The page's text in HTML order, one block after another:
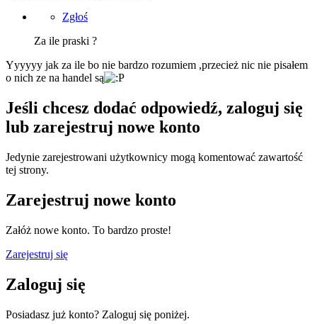
Zgłoś
Za ile praski ?
Yyyyyy jak za ile bo nie bardzo rozumiem ,przecież nic nie pisałem
o nich ze na handel są
Jeśli chcesz dodać odpowiedź, zaloguj się
lub zarejestruj nowe konto
Jedynie zarejestrowani użytkownicy mogą komentować zawartość
tej strony.
Zarejestruj nowe konto
Załóż nowe konto. To bardzo proste!
Zarejestruj się
Zaloguj się
Posiadasz już konto? Zaloguj się poniżej.